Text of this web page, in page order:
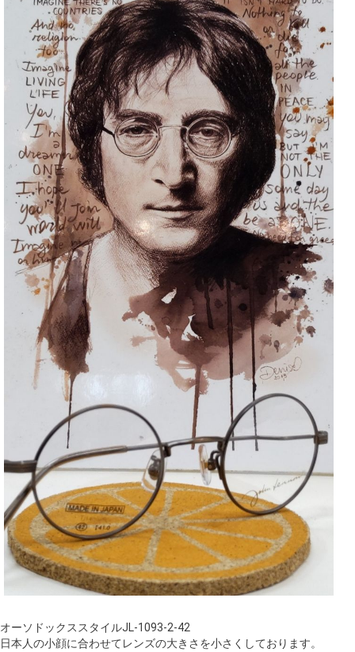
オーソドックススタイルJL-1093-2-42
日本人の小顔に合わせてレンズの大きさを小さくしております。